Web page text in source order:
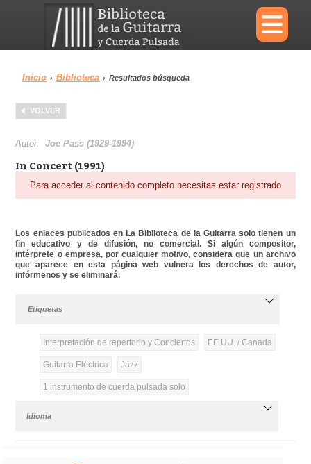
×
Menu
Biblioteca
Inicio › Biblioteca › Resultados búsqueda
VOLVER
Autor:Joe Pass (1929-1994)
In Concert (1991)
Para acceder al contenido completo necesitas estar registrado
Los enlaces publicados en La Biblioteca de la Guitarra solo tienen un
fin educativo y de difusión, no comercial. Si algún compositor,
intérprete o empresa, por cualquier motivo, considera que un archivo
que aparece en esta página web vulnera los derechos de autor,
infórmenos y se eliminará.
Etiquetas
Interpretación de repertorio y Conciertos EE.UU. / Canada
Guitarra Eléctrica Jazz
1 instrumento de cuerda pulsada solo
Idioma